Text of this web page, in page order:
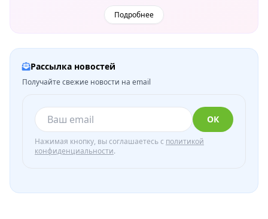
Подробнее
Рассылка новостей
Получайте свежие новости на email
ОК
Нажимая кнопку, вы соглашаетесь с политикой
конфиденциальности.